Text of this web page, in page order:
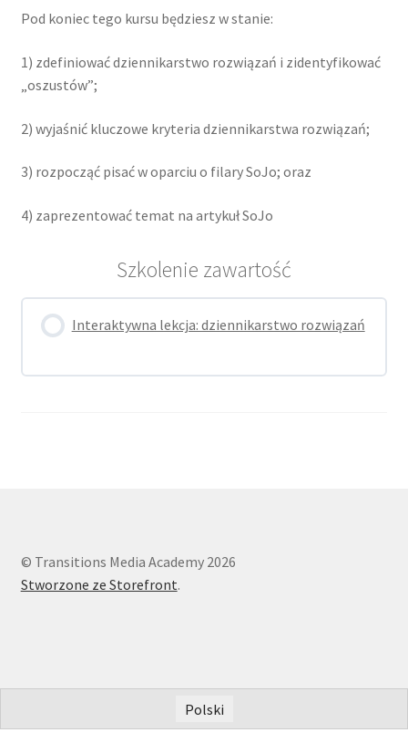
Pod koniec tego kursu będziesz w stanie:
1) zdefiniować dziennikarstwo rozwiązań i zidentyfikować
„oszustów”;
2) wyjaśnić kluczowe kryteria dziennikarstwa rozwiązań;
3) rozpocząć pisać w oparciu o filary SoJo; oraz
4) zaprezentować temat na artykuł SoJo
Szkolenie zawartość
Interaktywna lekcja: dziennikarstwo rozwiązań
© Transitions Media Academy 2026
Stworzone ze Storefront.
Polski